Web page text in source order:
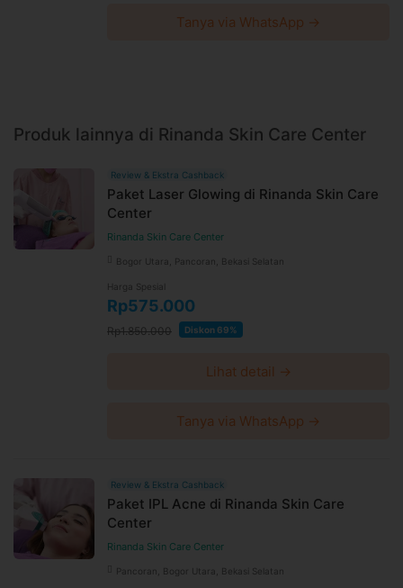
Tanya via WhatsApp →
Produk lainnya di Rinanda Skin Care Center
Review & Ekstra Cashback
Paket Laser Glowing di Rinanda Skin Care
Center
Rinanda Skin Care Center
Bogor Utara, Pancoran, Bekasi Selatan
Harga Spesial
Rp575.000
Rp1.850.000 Diskon 69%
Lihat detail →
Tanya via WhatsApp →
Review & Ekstra Cashback
Paket IPL Acne di Rinanda Skin Care
Center
Rinanda Skin Care Center
Pancoran, Bogor Utara, Bekasi Selatan